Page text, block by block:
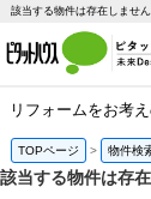
該当する物件は存在しませ
リフォームをお考
TOPページ 物件検
該当する物件は存